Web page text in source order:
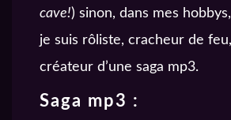
cave!) sinon, dans mes
je suis rôliste, cracheur de
créateur d’une saga mp3.
Saga mp3 :